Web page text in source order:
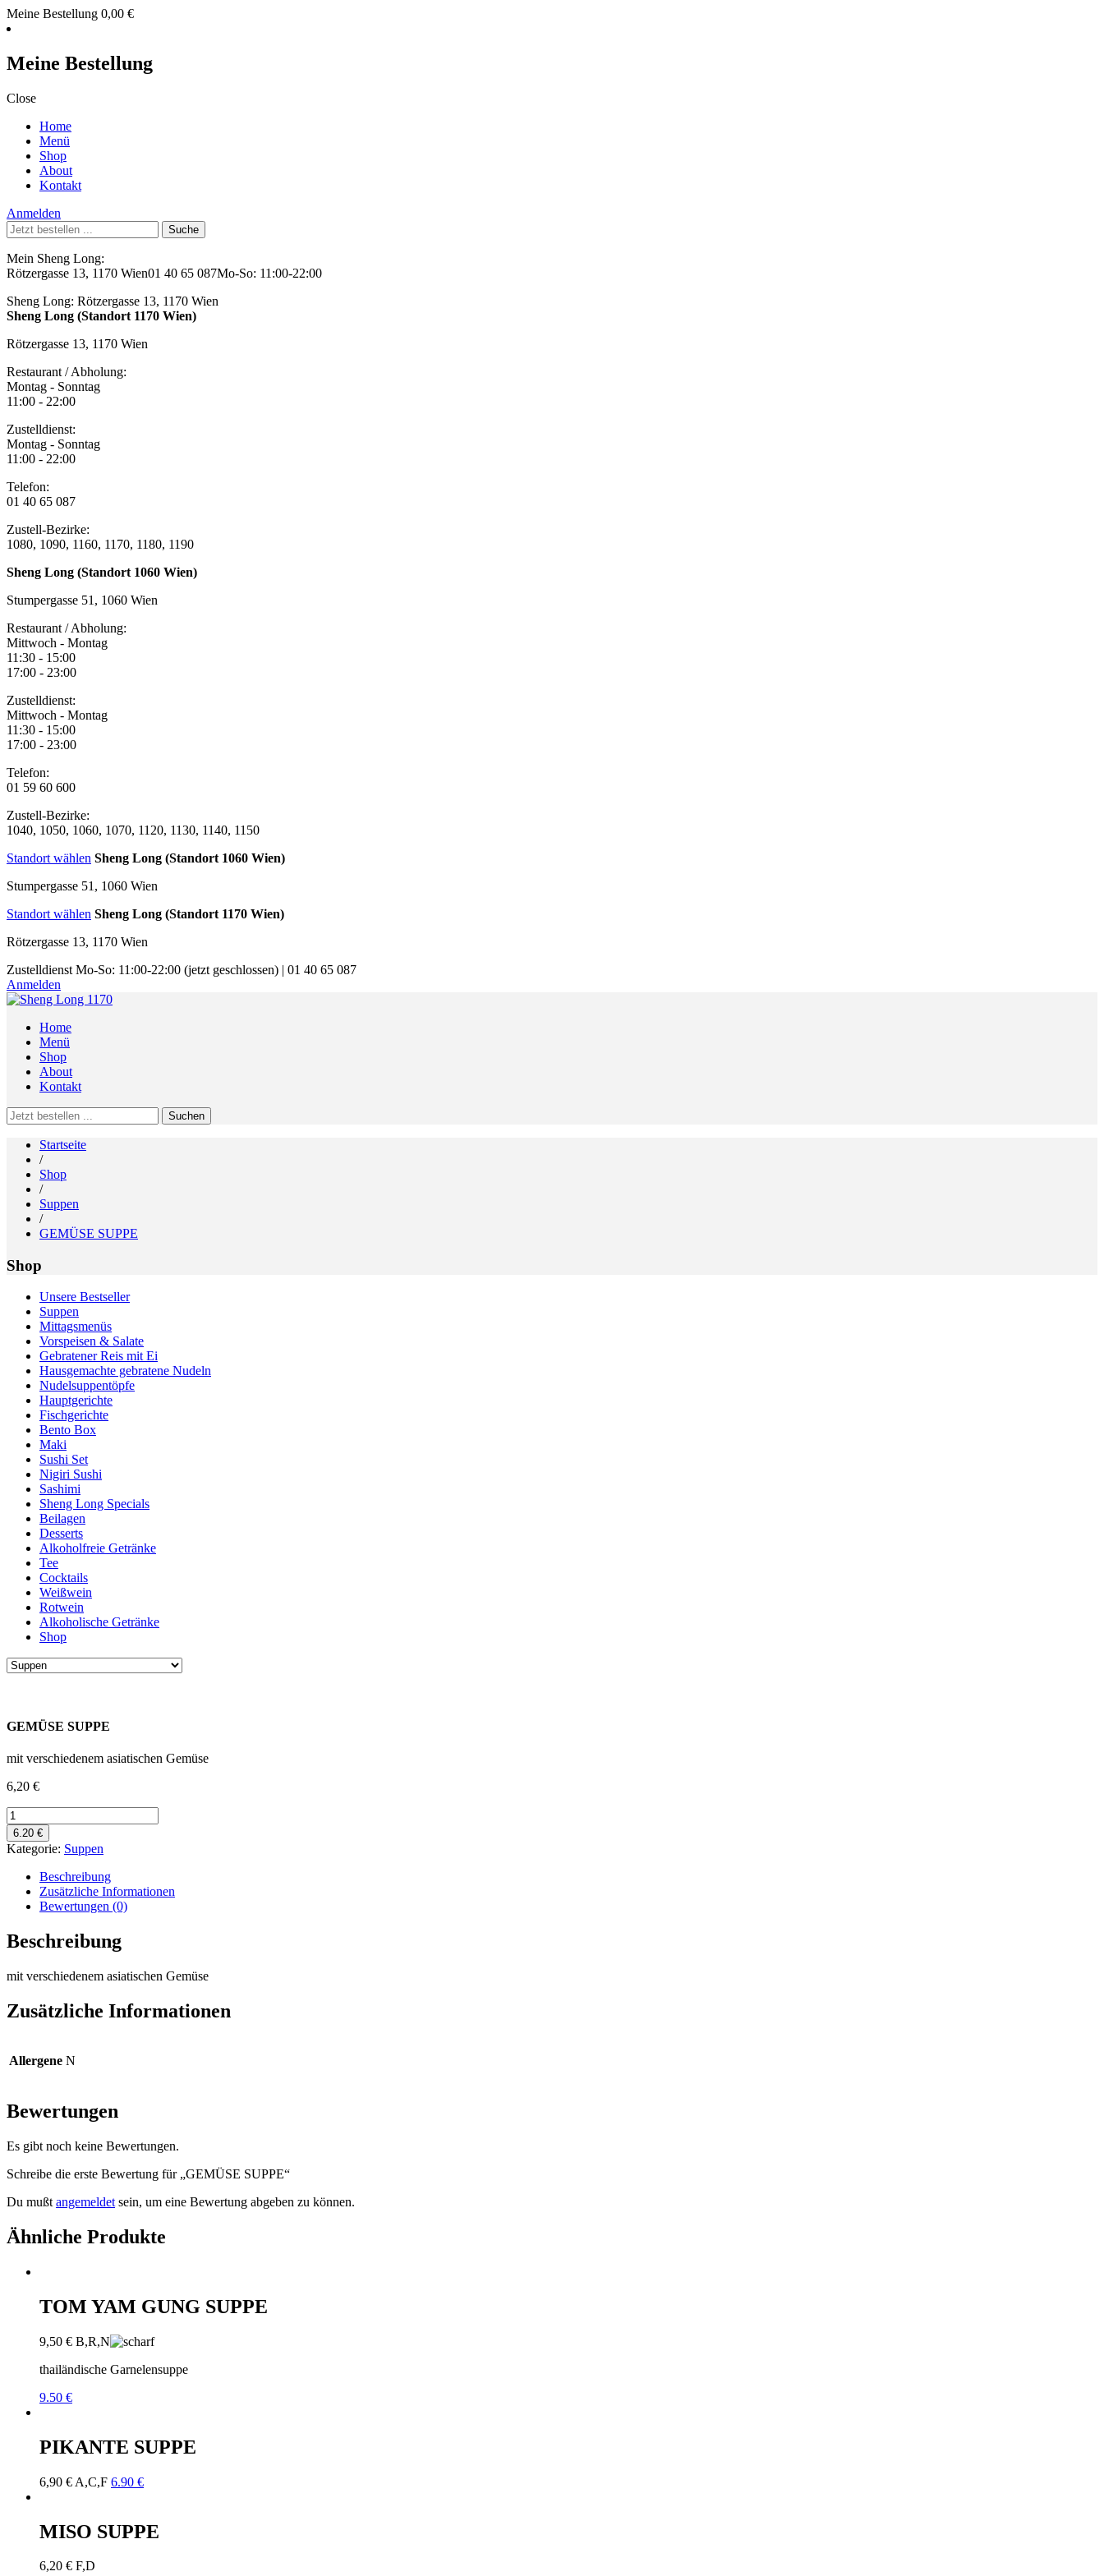
Meine Bestellung 0,00 €
Meine Bestellung
Close
Home
Menü
Shop
About
Kontakt
Anmelden
Suche
nach:
Mein Sheng Long:
Rötzergasse 13, 1170 Wien01 40 65 087Mo-So: 11:00-22:00
Sheng Long: Rötzergasse 13, 1170 Wien
Sheng Long (Standort 1170 Wien)
Rötzergasse 13, 1170 Wien
Restaurant / Abholung:
Montag - Sonntag
11:00 - 22:00
Zustelldienst:
Montag - Sonntag
11:00 - 22:00
Telefon:
01 40 65 087
Zustell-Bezirke:
1080, 1090, 1160, 1170, 1180, 1190
Sheng Long (Standort 1060 Wien)
Stumpergasse 51, 1060 Wien
Restaurant / Abholung:
Mittwoch - Montag
11:30 - 15:00
17:00 - 23:00
Zustelldienst:
Mittwoch - Montag
11:30 - 15:00
17:00 - 23:00
Telefon:
01 59 60 600
Zustell-Bezirke:
1040, 1050, 1060, 1070, 1120, 1130, 1140, 1150
Standort wählen Sheng Long (Standort 1060 Wien)
Stumpergasse 51, 1060 Wien
Standort wählen Sheng Long (Standort 1170 Wien)
Rötzergasse 13, 1170 Wien
Zustelldienst Mo-So: 11:00-22:00 (jetzt geschlossen) | 01 40 65 087
Anmelden
Home
Menü
Shop
About
Kontakt
Search
for:
Startseite
/
Shop
/
Suppen
/
GEMÜSE SUPPE
Shop
Unsere Bestseller
Suppen
Mittagsmenüs
Vorspeisen & Salate
Gebratener Reis mit Ei
Hausgemachte gebratene Nudeln
Nudelsuppentöpfe
Hauptgerichte
Fischgerichte
Bento Box
Maki
Sushi Set
Nigiri Sushi
Sashimi
Sheng Long Specials
Beilagen
Desserts
Alkoholfreie Getränke
Tee
Cocktails
Weißwein
Rotwein
Alkoholische Getränke
Shop
GEMÜSE SUPPE
mit verschiedenem asiatischen Gemüse
6,20 €
GEMÜSE
SUPPE
Menge
6.20 €
Kategorie: Suppen
Beschreibung
Zusätzliche Informationen
Bewertungen (0)
Beschreibung
mit verschiedenem asiatischen Gemüse
Zusätzliche Informationen
Allergene N
Bewertungen
Es gibt noch keine Bewertungen.
Schreibe die erste Bewertung für „GEMÜSE SUPPE“
Du mußt angemeldet sein, um eine Bewertung abgeben zu können.
Ähnliche Produkte
TOM YAM GUNG SUPPE
9,50 € B,R,N
thailändische Garnelensuppe
9.50 €
PIKANTE SUPPE
6,90 € A,C,F 6.90 €
MISO SUPPE
6,20 € F,D